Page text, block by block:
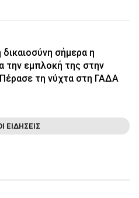
σήμερα η
την εμπλοκή της στην
τη νύχτα στη ΓΑΔΑ
ΕΙΔΗΣΕΙΣ